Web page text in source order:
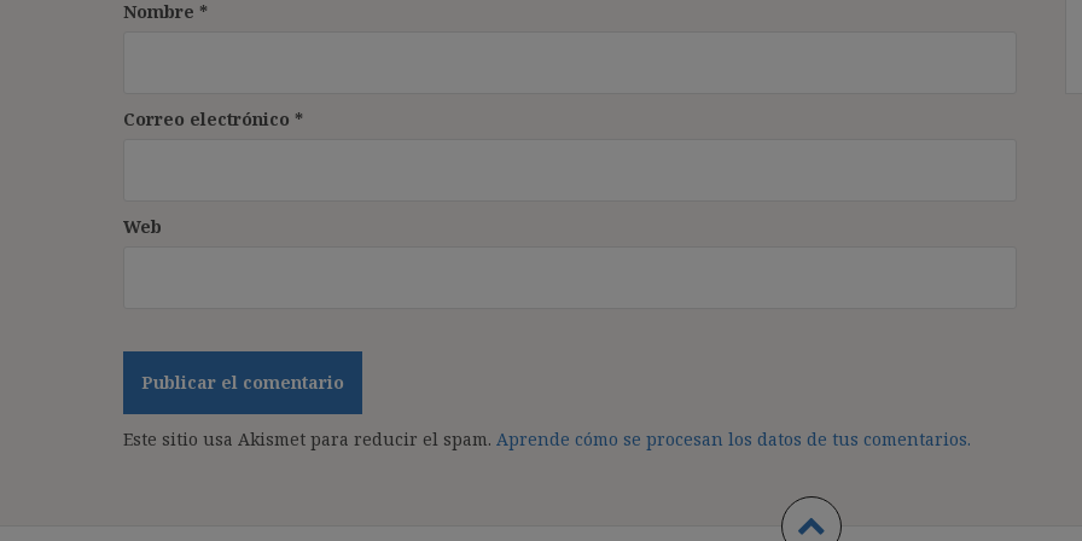
Nombre *
Correo electrónico *
Web
Este sitio usa Akismet para reducir el spam. Aprende cómo se procesan los datos de tus comentarios.